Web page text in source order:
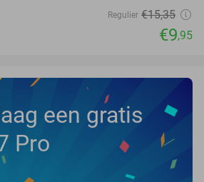
Regulier €15,35
€9,95
een gratis
Pro